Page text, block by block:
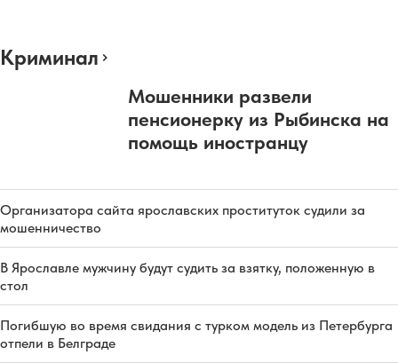
Криминал
Мошенники развели
пенсионерку из Рыбинска на
помощь иностранцу
Организатора сайта ярославских проституток судили за
мошенничество
В Ярославле мужчину будут судить за взятку, положенную в
стол
Погибшую во время свидания с турком модель из Петербурга
отпели в Белграде